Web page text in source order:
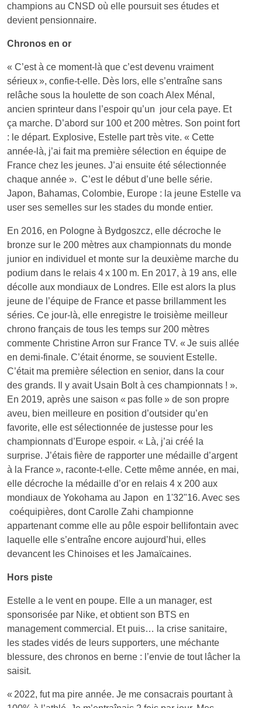
champions au CNSD où elle poursuit ses études et
devient pensionnaire.
Chronos en or
« C’est à ce moment-là que c’est devenu vraiment
sérieux », confie-t-elle. Dès lors, elle s’entraîne sans
relâche sous la houlette de son coach Alex Ménal,
ancien sprinteur dans l’espoir qu’un jour cela paye. Et
ça marche. D’abord sur 100 et 200 mètres. Son point fort
: le départ. Explosive, Estelle part très vite. « Cette
année-là, j’ai fait ma première sélection en équipe de
France chez les jeunes. J’ai ensuite été sélectionnée
chaque année ». C’est le début d’une belle série.
Japon, Bahamas, Colombie, Europe : la jeune Estelle va
user ses semelles sur les stades du monde entier.
En 2016, en Pologne à Bydgoszcz, elle décroche le
bronze sur le 200 mètres aux championnats du monde
junior en individuel et monte sur la deuxième marche du
podium dans le relais 4 x 100 m. En 2017, à 19 ans, elle
décolle aux mondiaux de Londres. Elle est alors la plus
jeune de l’équipe de France et passe brillamment les
séries. Ce jour-là, elle enregistre le troisième meilleur
chrono français de tous les temps sur 200 mètres
commente Christine Arron sur France TV. « Je suis allée
en demi-finale. C’était énorme, se souvient Estelle.
C’était ma première sélection en senior, dans la cour
des grands. Il y avait Usain Bolt à ces championnats ! ».
En 2019, après une saison « pas folle » de son propre
aveu, bien meilleure en position d’outsider qu’en
favorite, elle est sélectionnée de justesse pour les
championnats d’Europe espoir. « Là, j’ai créé la
surprise. J’étais fière de rapporter une médaille d’argent
à la France », raconte-t-elle. Cette même année, en mai,
elle décroche la médaille d’or en relais 4 x 200 aux
mondiaux de Yokohama au Japon en 1'32"16. Avec ses
coéquipières, dont Carolle Zahi championne
appartenant comme elle au pôle espoir bellifontain avec
laquelle elle s’entraîne encore aujourd’hui, elles
devancent les Chinoises et les Jamaïcaines.
Hors piste
Estelle a le vent en poupe. Elle a un manager, est
sponsorisée par Nike, et obtient son BTS en
management commercial. Et puis… la crise sanitaire,
les stades vidés de leurs supporters, une méchante
blessure, des chronos en berne : l’envie de tout lâcher la
saisit.
« 2022, fut ma pire année. Je me consacrais pourtant à